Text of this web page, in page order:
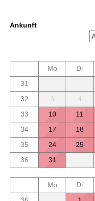
Ankunft
Mo
Di
31
32
3 4
33
10 11
34
17 18
35
24 25
36
31
Mo
Di